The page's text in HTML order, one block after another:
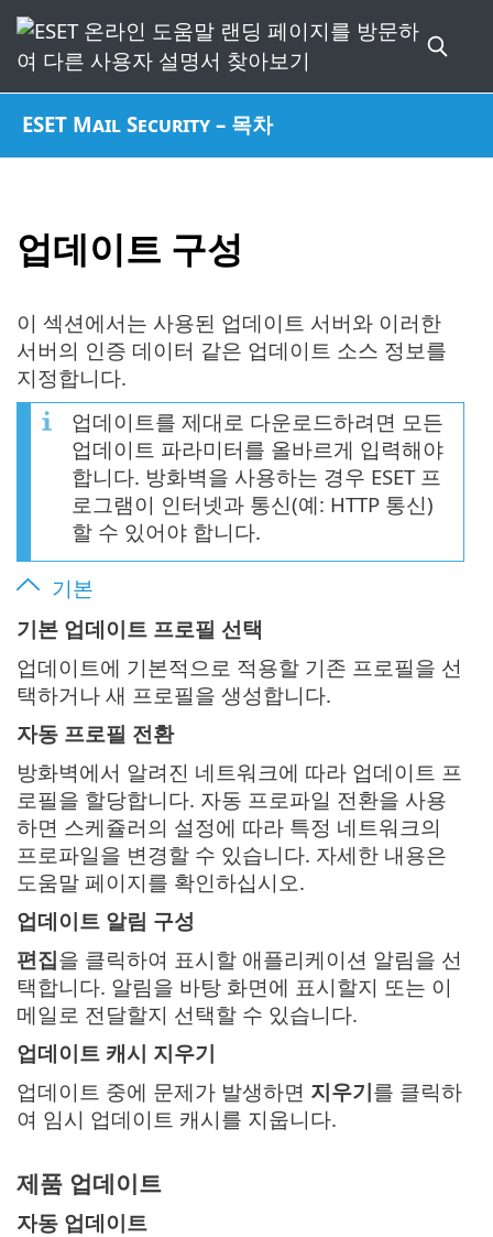
ESET Mail Security – 목차
업데이트 구성
이 섹션에서는 사용된 업데이트 서버와 이러한
서버의 인증 데이터 같은 업데이트 소스 정보를
지정합니다.
업데이트를 제대로 다운로드하려면 모든
업데이트 파라미터를 올바르게 입력해야
합니다. 방화벽을 사용하는 경우 ESET 프
로그램이 인터넷과 통신(예: HTTP 통신)
할 수 있어야 합니다.
기본
기본 업데이트 프로필 선택
업데이트에 기본적으로 적용할 기존 프로필을 선
택하거나 새 프로필을 생성합니다.
자동 프로필 전환
방화벽에서 알려진 네트워크에 따라 업데이트 프
로필을 할당합니다. 자동 프로파일 전환을 사용
하면 스케쥴러의 설정에 따라 특정 네트워크의
프로파일을 변경할 수 있습니다. 자세한 내용은
도움말 페이지를 확인하십시오.
업데이트 알림 구성
편집을 클릭하여 표시할 애플리케이션 알림을 선
택합니다. 알림을 바탕 화면에 표시할지 또는 이
메일로 전달할지 선택할 수 있습니다.
업데이트 캐시 지우기
업데이트 중에 문제가 발생하면 지우기를 클릭하
여 임시 업데이트 캐시를 지웁니다.
제품 업데이트
자동 업데이트